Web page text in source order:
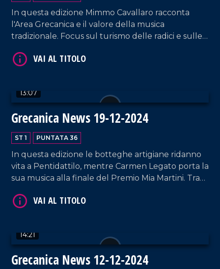
In questa edizione Mimmo Cavallaro racconta
l'Area Grecanica e il valore della musica
tradizionale. Focus sul turismo delle radici e sulle
i successi internazionali della stilista Giusy Di
13:07
Grecanica News 19-12-2024
ST 1 PUNTATA 36
In questa edizione le botteghe artigiane ridanno
vita a Pentidattilo, mentre Carmen Legato porta la
sua musica alla finale del Premio Mia Martini. Tra
Circolo Meli di Melito Porto Salvo e la
14:21
Grecanica News 12-12-2024
VAI AL TITOLO
VAI AL TITOLO